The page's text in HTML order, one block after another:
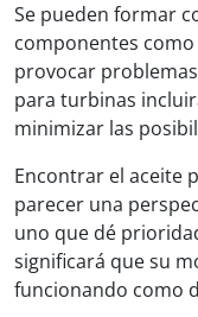
Se pueden formar
componentes
provocar
para turbinas
minimizar las
Encontrar el aceite
parecer una
uno que dé
significará que su
funcionando como